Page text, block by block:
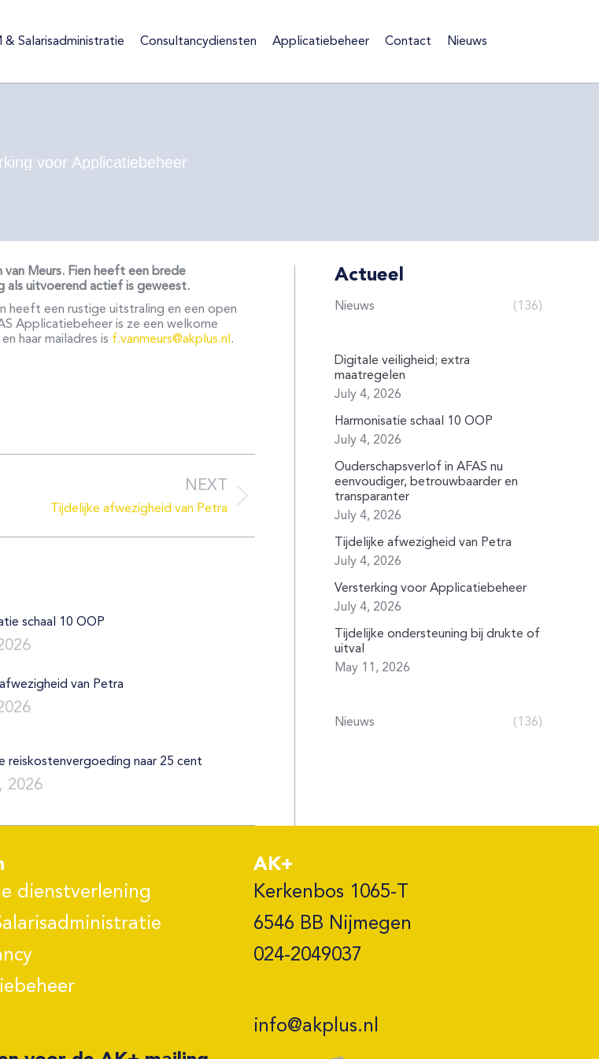
& Salarisadministratie Consultancydiensten Applicatiebeheer Contact Nieuws
voor Applicatiebeheer
Meurs. Fien heeft een brede
als uitvoerend actief is geweest.
heeft een rustige uitstraling en een open
Applicatiebeheer is ze een welkome
haar mailadres is f.vanmeurs@akplus.nl .
NEXT
Tijdelijke afwezigheid van Petra
schaal 10 OOP
afwezigheid van Petra
reiskostenvergoeding naar 25 cent
2026
Actueel
Nieuws (136)
Digitale veiligheid; extra
maatregelen
July 4, 2026
Harmonisatie schaal 10 OOP
July 4, 2026
Ouderschapsverlof in AFAS nu
eenvoudiger, betrouwbaarder en
transparanter
July 4, 2026
Tijdelijke afwezigheid van Petra
July 4, 2026
Versterking voor Applicatiebeheer
July 4, 2026
Tijdelijke ondersteuning bij drukte of
uitval
May 11, 2026
Nieuws (136)
dienstverlening
AK+
Kerkenbos 1065-T
6546 BB Nijmegen
024-2049037
info@akplus.nl
& Salarisadministratie Consultancydiensten Applicatiebeheer Contact Nieuws